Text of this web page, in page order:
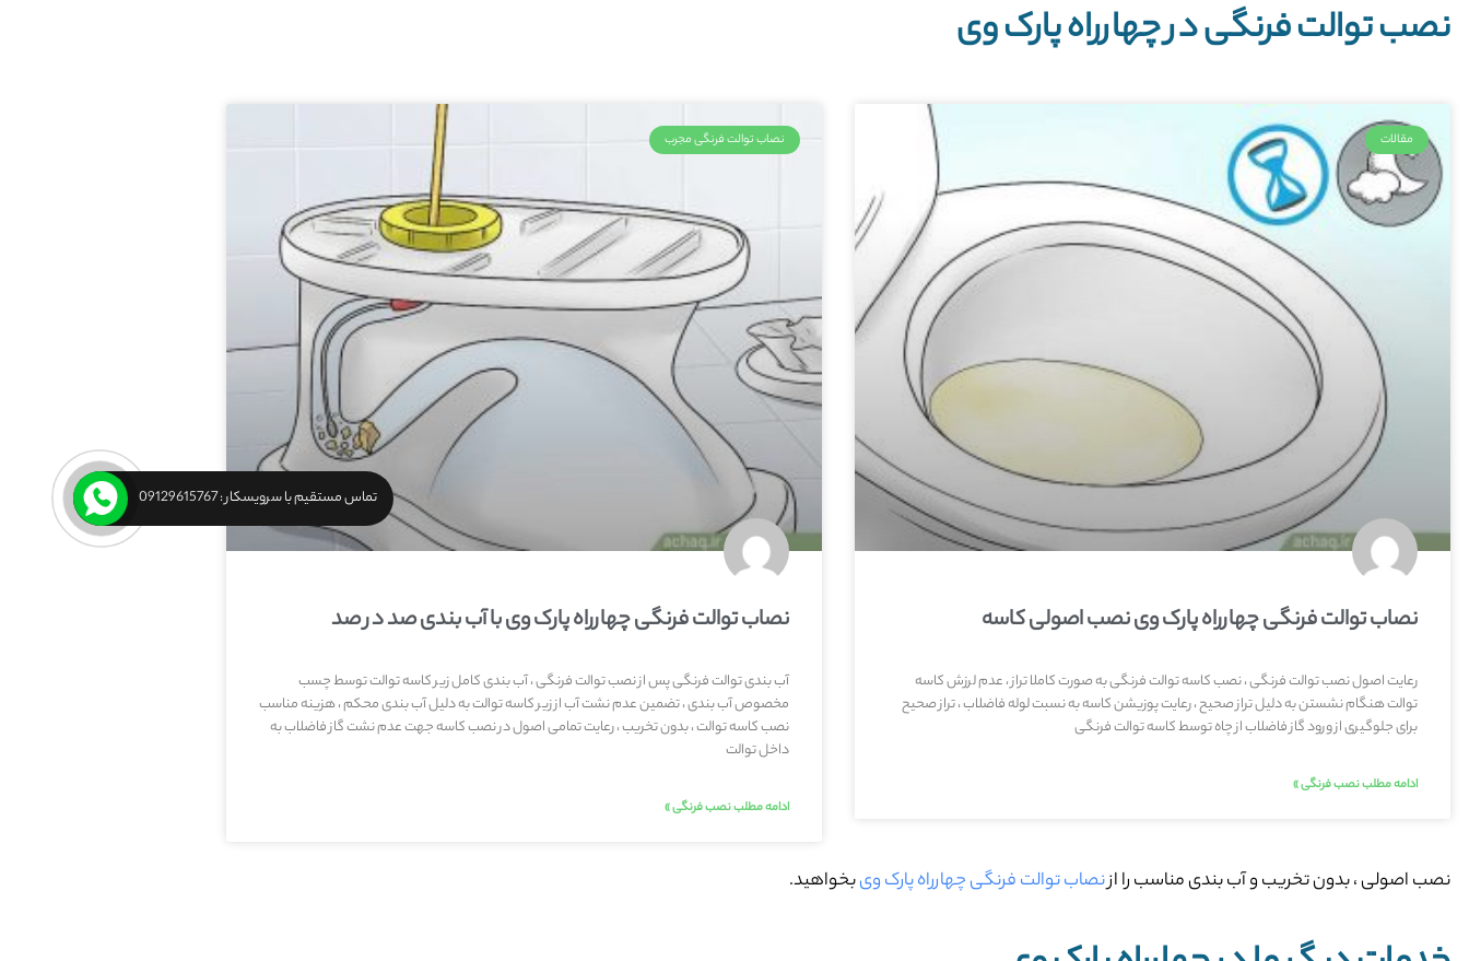
نصب توالت فرنگی در چهارراه پارک وی
مقالات
نصاب توالت فرنگی چهارراه پارک وی نصب اصولی کاسه
رعایت اصول نصب توالت فرنگی ، نصب کاسه توالت فرنگی به صورت کاملا تراز ، عدم لرزش کاسه
توالت هنگام نشستن به دلیل تراز صحیح ، رعایت پوزیشن کاسه به نسبت لوله فاضلاب ، تراز صحیح
برای جلوگیری از ورود گاز فاضلاب از چاه توسط کاسه توالت فرنگی
ادامه مطلب نصب فرنگی »
نصاب توالت فرنگی مجرب
نصاب توالت فرنگی چهارراه پارک وی با آب بندی صد در صد
آب بندی توالت فرنگی پس از نصب توالت فرنگی ، آب بندی کامل زیر کاسه توالت توسط چسب
مخصوص آب بندی ، تضمین عدم نشت آب از زیر کاسه توالت به دلیل آب بندی محکم ، هزینه مناسب
نصب کاسه توالت ، بدون تخریب ، رعایت تمامی اصول در نصب کاسه جهت عدم نشت گاز فاضلاب به
داخل توالت
ادامه مطلب نصب فرنگی »
نصب اصولی ، بدون تخریب و آب بندی مناسب را ازنصاب توالت فرنگی چهارراه پارک ویبخواهید.
تماس مستقیم با سرویسکار : 09129615767